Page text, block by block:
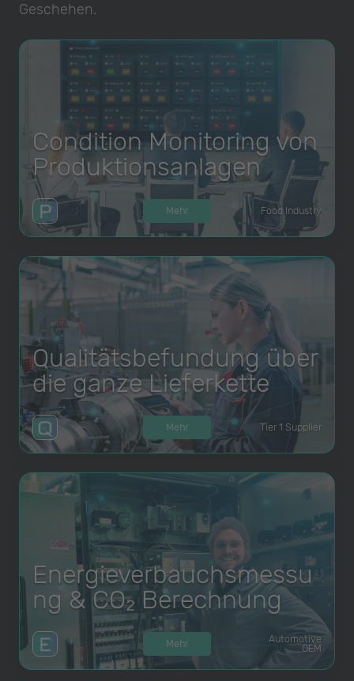
Geschehen.
Condition Monitoring von
Produktionsanlagen
Mehr Food Industry
Qualitätsbefundung über
die ganze Lieferkette
Mehr Tier 1 Supplier
Energieverbauchsmessu
ng & CO₂ Berechnung
Mehr
Automotive
OEM